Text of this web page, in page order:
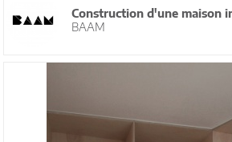
Construction d'une maison
BAAM